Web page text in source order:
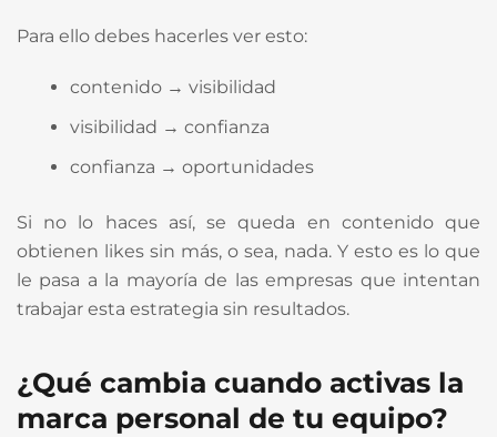
Para ello debes hacerles ver esto:
contenido → visibilidad
visibilidad → confianza
confianza → oportunidades
Si no lo haces así, se queda en contenido que
obtienen likes sin más, o sea, nada. Y esto es lo que
le pasa a la mayoría de las empresas que intentan
trabajar esta estrategia sin resultados.
¿Qué cambia cuando activas la
marca personal de tu equipo?